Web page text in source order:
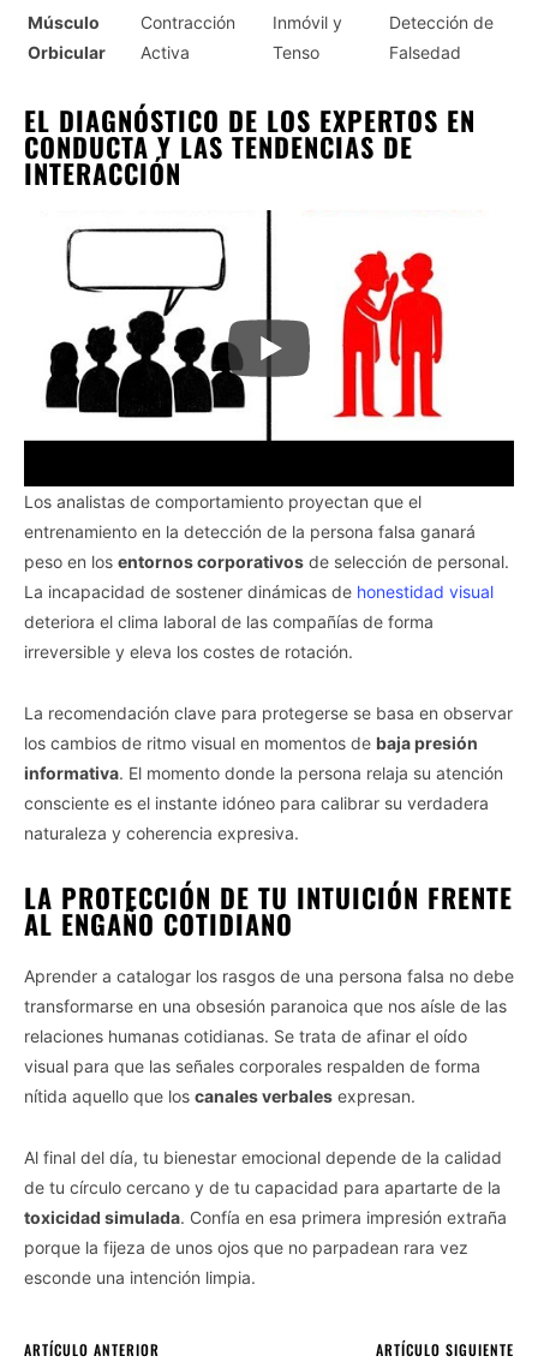
Músculo
Orbicular
Contracción
Activa
Inmóvil y
Tenso
Detección de
Falsedad
EL DIAGNÓSTICO DE LOS EXPERTOS EN
CONDUCTA Y LAS TENDENCIAS DE
INTERACCIÓN
Los analistas de comportamiento proyectan que el
entrenamiento en la detección de la persona falsa ganará
peso en los entornos corporativos de selección de personal.
La incapacidad de sostener dinámicas de honestidad visual
deteriora el clima laboral de las compañías de forma
irreversible y eleva los costes de rotación.
La recomendación clave para protegerse se basa en observar
los cambios de ritmo visual en momentos de baja presión
informativa. El momento donde la persona relaja su atención
consciente es el instante idóneo para calibrar su verdadera
naturaleza y coherencia expresiva.
LA PROTECCIÓN DE TU INTUICIÓN FRENTE
AL ENGAÑO COTIDIANO
Aprender a catalogar los rasgos de una persona falsa no debe
transformarse en una obsesión paranoica que nos aísle de las
relaciones humanas cotidianas. Se trata de afinar el oído
visual para que las señales corporales respalden de forma
nítida aquello que los canales verbales expresan.
Al final del día, tu bienestar emocional depende de la calidad
de tu círculo cercano y de tu capacidad para apartarte de la
toxicidad simulada. Confía en esa primera impresión extraña
porque la fijeza de unos ojos que no parpadean rara vez
esconde una intención limpia.
ARTÍCULO ANTERIOR ARTÍCULO SIGUIENTE